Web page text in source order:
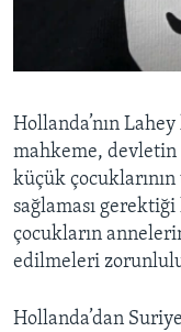
Diller
Hollanda’nın
mahkeme, devletin
küçük
sağlaması
çocukların
edilmeleri
Hollanda’dan